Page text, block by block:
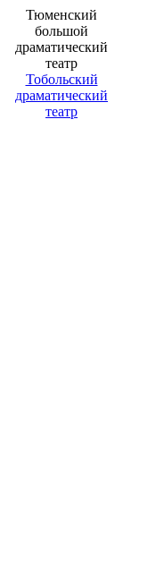
Тюменский
большой
драматический
театр
Тобольский
драматический
театр